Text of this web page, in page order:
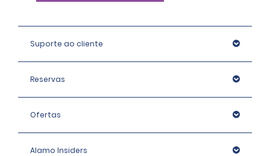
Suporte ao cliente
Reservas
Ofertas
Alamo Insiders